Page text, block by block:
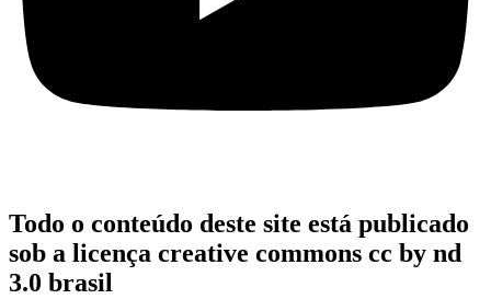
Todo o conteúdo deste site está publicado
sob a licença creative commons cc by nd
3.0 brasil